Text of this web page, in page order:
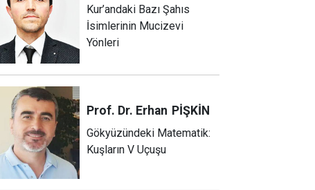
Kur’andaki Bazı Şahıs
İsimlerinin Mucizevi
Yönleri
Prof. Dr. Erhan PİŞKİN
Gökyüzündeki Matematik:
Kuşların V Uçuşu